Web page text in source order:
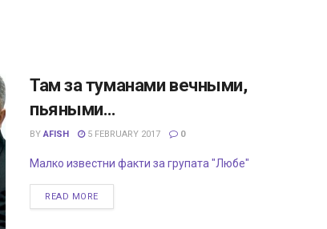
Там за туманами вечными,
пьяными…
BY AFISH 5 FEBRUARY 2017 0
Малко известни факти за групата "Любе"
READ MORE